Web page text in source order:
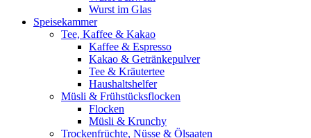
Wurst im Glas
Speisekammer
Tee, Kaffee & Kakao
Kaffee & Espresso
Kakao & Getränkepulver
Tee & Kräutertee
Haushaltshelfer
Müsli & Frühstücksflocken
Flocken
Müsli & Krunchy
Trockenfrüchte, Nüsse & Ölsaaten